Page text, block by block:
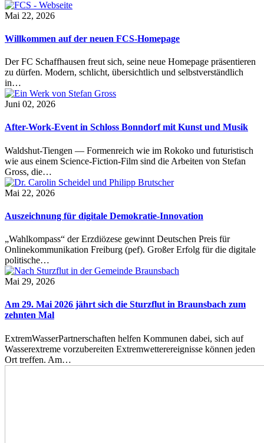
Mai 22, 2026
Willkommen auf der neuen FCS-Homepage
Der FC Schaffhausen freut sich, seine neue Homepage präsentieren
zu dürfen. Modern, schlicht, übersichtlich und selbstverständlich
in…
Juni 02, 2026
After-Work-Event in Schloss Bonndorf mit Kunst und Musik
Waldshut-Tiengen — Formenreich wie im Rokoko und futuristisch
wie aus einem Science-Fiction-Film sind die Arbeiten von Stefan
Gross, die…
Mai 22, 2026
Auszeichnung für digitale Demokratie-Innovation
„Wahlkompass“ der Erzdiözese gewinnt Deutschen Preis für
Onlinekommunikation Freiburg (pef). Großer Erfolg für die digitale
politische…
Mai 29, 2026
Am 29. Mai 2026 jährt sich die Sturzflut in Braunsbach zum
zehnten Mal
ExtremWasserPartnerschaften helfen Kommunen dabei, sich auf
Wasserextreme vorzubereiten Extremwetterereignisse können jeden
Ort treffen. Am…